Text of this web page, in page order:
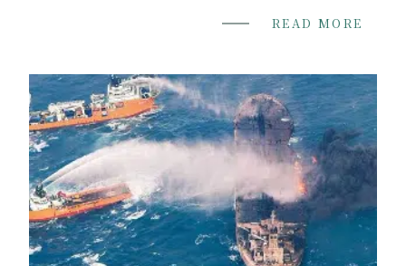
至，為落實食安加強查驗政策，各縣市衛生
類分別檢驗農藥殘留、動物用藥殘留、重金
屬、保色劑、防腐劑、漂白劑、甜味劑等，
加強食品安全把關。
READ MORE